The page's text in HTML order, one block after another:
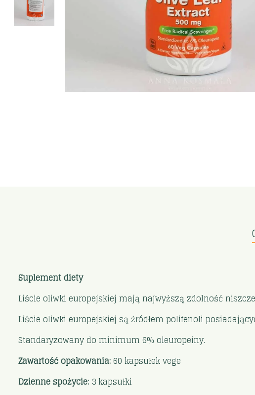
Suplement diety
Liście oliwki europejskiej mają najwyższą zdolność
Liście oliwki europejskiej są źródłem polifenoli
Standaryzowany do minimum 6% oleuropeiny.
Zawartość opakowania:60 kapsułek vege
Dzienne spożycie: 3 kapsułki